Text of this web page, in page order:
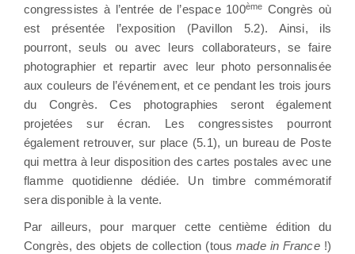
congressistes à l’entrée de l’espace 100ème Congrès où
est présentée l’exposition (Pavillon 5.2). Ainsi, ils
pourront, seuls ou avec leurs collaborateurs, se faire
photographier et repartir avec leur photo personnalisée
aux couleurs de l’événement, et ce pendant les trois jours
du Congrès. Ces photographies seront également
projetées sur écran. Les congressistes pourront
également retrouver, sur place (5.1), un bureau de Poste
qui mettra à leur disposition des cartes postales avec une
flamme quotidienne dédiée. Un timbre commémoratif
sera disponible à la vente.
Par ailleurs, pour marquer cette centième édition du
Congrès, des objets de collection (tousmade in France !)